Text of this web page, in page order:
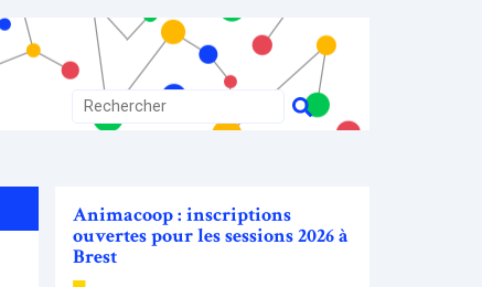
Animacoop : inscriptions
ouvertes pour les sessions 2026 à
Brest